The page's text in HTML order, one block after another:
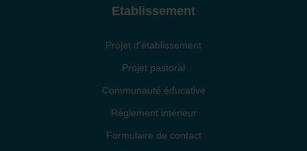
Etablissement
Projet d'établissement
Projet pastoral
Communauté éducative
Règlement intérieur
Formulaire de contact